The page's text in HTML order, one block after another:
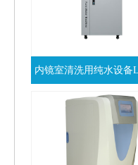
内镜室清洗用纯水设备
120N
查看详情